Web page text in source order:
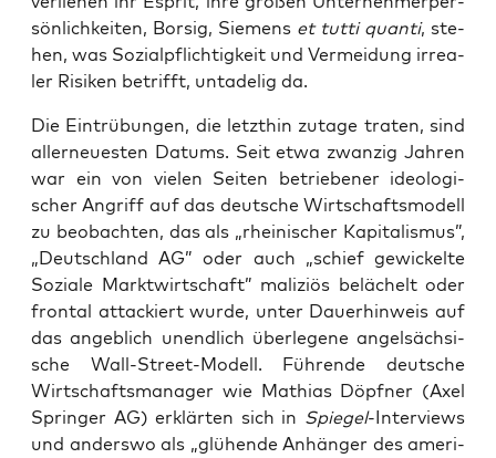
sön­lich­kei­ten, Borsig, Sie­mens et tut­ti quan­ti, ste­
hen, was Sozi­al­pflich­tig­keit und Ver­mei­dung irrea­
ler Risi­ken betrifft, unta­de­lig da.
Die Ein­trü­bun­gen, die letzt­hin zuta­ge tra­ten, sind
aller­neu­es­ten Datums. Seit etwa zwan­zig Jah­ren
war ein von vie­len Sei­ten betrie­be­ner ideo­lo­gi­
scher Angriff auf das deut­sche Wirt­schafts­mo­dell
zu beob­ach­ten, das als „rhei­ni­scher Kapi­ta­lis­mus”,
„Deutsch­land AG” oder auch „schief gewi­ckel­te
Sozia­le Markt­wirt­schaft” mali­zi­ös belä­chelt oder
fron­tal atta­ckiert wur­de, unter Dau­er­hin­weis auf
das angeb­lich unend­lich über­le­ge­ne angel­säch­si­
sche Wall-Street-Modell. Füh­ren­de deut­sche
Wirt­schafts­ma­na­ger wie Mathi­as Döpf­ner (Axel
Sprin­ger AG) erklär­ten sich in Spie­gel-Inter­views
und anders­wo als „glü­hen­de Anhän­ger des ame­ri­